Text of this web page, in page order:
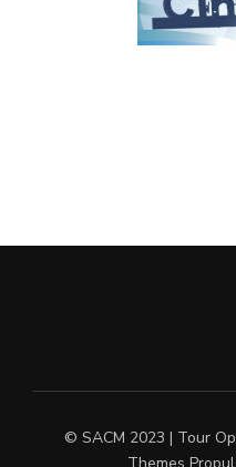
© SACM 2023 | Tour